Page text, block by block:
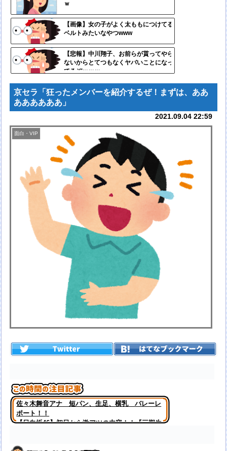
ｗ
【画像】女の子がよく太ももにつけてる
ベルトみたいなやつwww
【悲報】中川翔子、お前らが貰ってやら
ないからとてつもなくヤバいことになっ
てるぞｗｗｗ
ンク
更新
ツー
ル
京セラ「狂ったメンバーを紹介するぜ！まずは、ああ
ああああああ」
2021.09.04 22:59
面白・VIP
佐々木舞音アナ 短パン、生足、横乳 バレーレ
ポート！！
【日向坂46】初日から激アツの内容！！『三期生